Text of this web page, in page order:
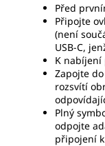
Před
Připojte
(není
USB-C,
K nabíjení
Zapojte
rozsvítí
Plný
odpojte
připojení